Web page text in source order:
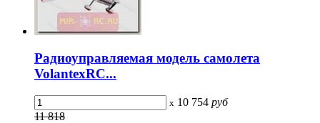
Радиоуправляемая модель самолета
VolantexRC...
x 10 754 руб
11 818